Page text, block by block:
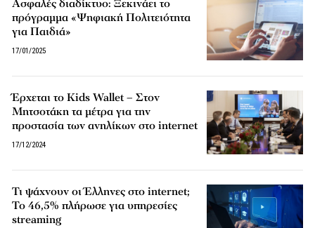
Ασφαλές διαδίκτυο: Ξεκινάει το
πρόγραμμα «Ψηφιακή Πολιτειότητα
για Παιδιά»
17/01/2025
Έρχεται το Kids Wallet – Στον
Μητσοτάκη τα μέτρα για την
προστασία των ανηλίκων στο internet
17/12/2024
Τι ψάχνουν οι Έλληνες στο internet;
Το 46,5% πλήρωσε για υπηρεσίες
streaming